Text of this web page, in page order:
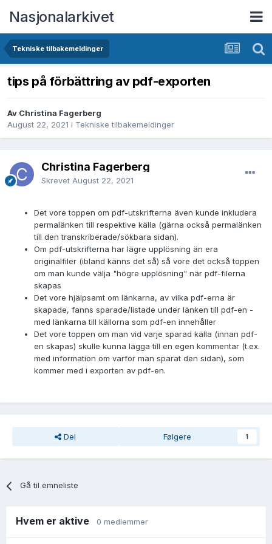
Nasjonalarkivet
Tekniske tilbakemeldinger
tips på förbättring av pdf-exporten
Av Christina Fagerberg
August 22, 2021 i Tekniske tilbakemeldinger
Christina Fagerberg
Skrevet August 22, 2021
Det vore toppen om pdf-utskrifterna även kunde inkludera
permalänken till respektive källa (gärna också permalänken
till den transkriberade/sökbara sidan).
Om pdf-utskrifterna har lägre upplösning än era
originalfiler (ibland känns det så) så vore det också toppen
om man kunde välja "högre upplösning" när pdf-filerna
skapas
Det vore hjälpsamt om länkarna, av vilka pdf-erna är
skapade, fanns sparade/listade under länken till pdf-en -
med länkarna till källorna som pdf-en innehåller
Det vore toppen om man vid varje sparad källa (innan pdf-
en skapas) skulle kunna lägga till en egen kommentar (t.ex.
med information om varför man sparat den sidan), som
kommer med i exporten av pdf-en.
Del Følgere 1
Gå til emneliste
Hvem er aktive 0 medlemmer